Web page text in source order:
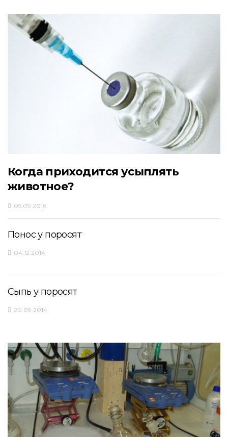
Когда приходится усыплять
животное?
05.09.2016
Понос у поросят
04.12.2014
Сыпь у поросят
20.09.2014